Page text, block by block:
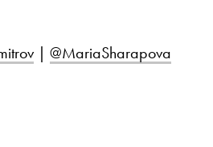
| @MariaSharapova